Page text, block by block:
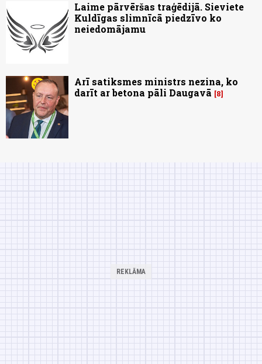
Laime pārvēršas traģēdijā. Sieviete
Kuldīgas slimnīcā piedzīvo ko
neiedomājamu
Arī satiksmes ministrs nezina, ko
darīt ar betona pāli Daugavā
8